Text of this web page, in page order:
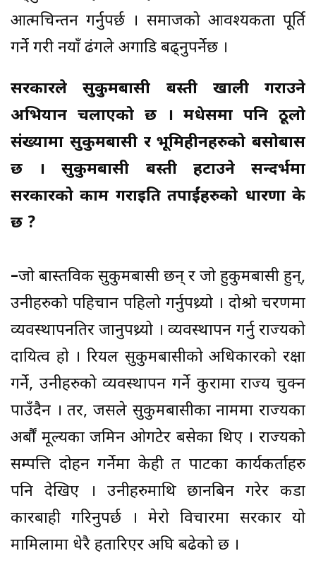
आत्मचिन्तन गर्नुपर्छ । समाजको आवश्यकता पूर्ति
गर्ने गरी नयाँ ढंगले अगाडि बढ्नुपर्नेछ ।
सरकारले सुकुमबासी बस्ती खाली गराउने
अभियान चलाएको छ । मधेसमा पनि ठूलो
संख्यामा सुकुमबासी र भूमिहीनहरुको बसोबास
छ । सुकुमबासी बस्ती हटाउने सन्दर्भमा
सरकारको काम गराइप्रति तपाईंहरुको धारणा के
छ ?
–जो बास्तविक सुकुमबासी छन् र जो हुकुमबासी हुन्,
उनीहरुको पहिचान पहिलो गर्नुपथ्र्यो । दोश्रो चरणमा
व्यवस्थापनतिर जानुपथ्र्यो । व्यवस्थापन गर्नु राज्यको
दायित्व हो । रियल सुकुमबासीको अधिकारको रक्षा
गर्ने, उनीहरुको व्यवस्थापन गर्ने कुरामा राज्य चुक्न
पाउँदैन । तर, जसले सुकुमबासीका नाममा राज्यका
अर्बौं मूल्यका जमिन ओगटेर बसेका थिए । राज्यको
सम्पत्ति दोहन गर्नेमा केही त पार्टीका कार्यकर्ताहरु
पनि देखिए । उनीहरुमाथि छानबिन गरेर कडा
कारबाही गरिनुपर्छ । मेरो विचारमा सरकार यो
मामिलामा धेरै हतारिएर अघि बढेको छ ।